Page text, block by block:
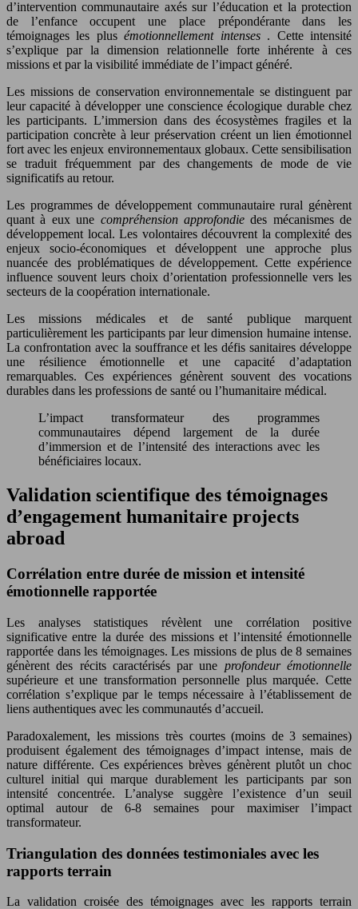
d’intervention communautaire axés sur l’éducation et la protection
de l’enfance occupent une place prépondérante dans les
témoignages les plusémotionnellement intenses . Cette intensité
s’explique par la dimension relationnelle forte inhérente à ces
missions et par la visibilité immédiate de l’impact généré.
Les missions de conservation environnementale se distinguent par
leur capacité à développer une conscience écologique durable chez
les participants. L’immersion dans des écosystèmes fragiles et la
participation concrète à leur préservation créent un lien émotionnel
fort avec les enjeux environnementaux globaux. Cette sensibilisation
se traduit fréquemment par des changements de mode de vie
significatifs au retour.
Les programmes de développement communautaire rural génèrent
quant à eux une compréhension approfondiedes mécanismes de
développement local. Les volontaires découvrent la complexité des
enjeux socio-économiques et développent une approche plus
nuancée des problématiques de développement. Cette expérience
influence souvent leurs choix d’orientation professionnelle vers les
secteurs de la coopération internationale.
Les missions médicales et de santé publique marquent
particulièrement les participants par leur dimension humaine intense.
La confrontation avec la souffrance et les défis sanitaires développe
une résilience émotionnelle et une capacité d’adaptation
remarquables. Ces expériences génèrent souvent des vocations
durables dans les professions de santé ou l’humanitaire médical.
L’impact transformateur des programmes
communautaires dépend largement de la durée
d’immersion et de l’intensité des interactions avec les
bénéficiaires locaux.
Validation scientifique des témoignages
d’engagement humanitaire projects
abroad
Corrélation entre durée de mission et intensité
émotionnelle rapportée
Les analyses statistiques révèlent une corrélation positive
significative entre la durée des missions et l’intensité émotionnelle
rapportée dans les témoignages. Les missions de plus de 8 semaines
génèrent des récits caractérisés par une profondeur émotionnelle
supérieure et une transformation personnelle plus marquée. Cette
corrélation s’explique par le temps nécessaire à l’établissement de
liens authentiques avec les communautés d’accueil.
Paradoxalement, les missions très courtes (moins de 3 semaines)
produisent également des témoignages d’impact intense, mais de
nature différente. Ces expériences brèves génèrent plutôt un choc
culturel initial qui marque durablement les participants par son
intensité concentrée. L’analyse suggère l’existence d’un seuil
optimal autour de 6-8 semaines pour maximiser l’impact
transformateur.
Triangulation des données testimoniales avec les
rapports terrain
La validation croisée des témoignages avec les rapports terrain